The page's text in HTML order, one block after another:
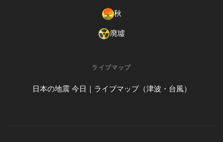
秋
廃墟
ライブマップ
日本の地震 今日｜ライブマップ（津波・台風）